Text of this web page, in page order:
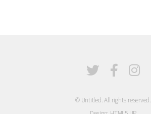
© Untitled. All rights reserved.